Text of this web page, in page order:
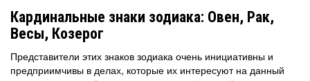
Кардинальные знаки зодиака: Овен, Рак,
Весы, Козерог
Представители этих знаков зодиака очень инициативны и
предприимчивы в делах, которые их интересуют на данный